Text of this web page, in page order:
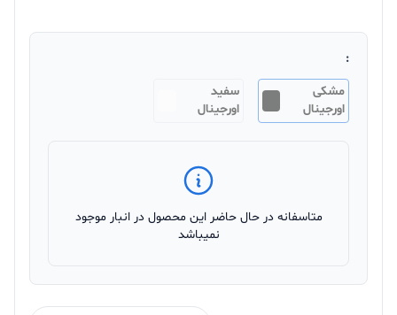
:
مشکی
اورجینال
سفید
اورجینال
متاسفانه در حال حاضر این محصول در انبار موجود
نمیباشد